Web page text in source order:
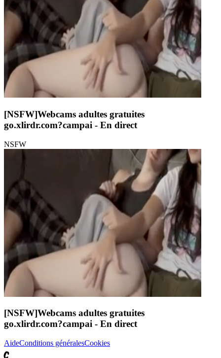
[NSFW]Webcams adultes gratuites
go.xlirdr.com?campai - En direct
NSFW
[NSFW]Webcams adultes gratuites
go.xlirdr.com?campai - En direct
AideConditions généralesCookies
C